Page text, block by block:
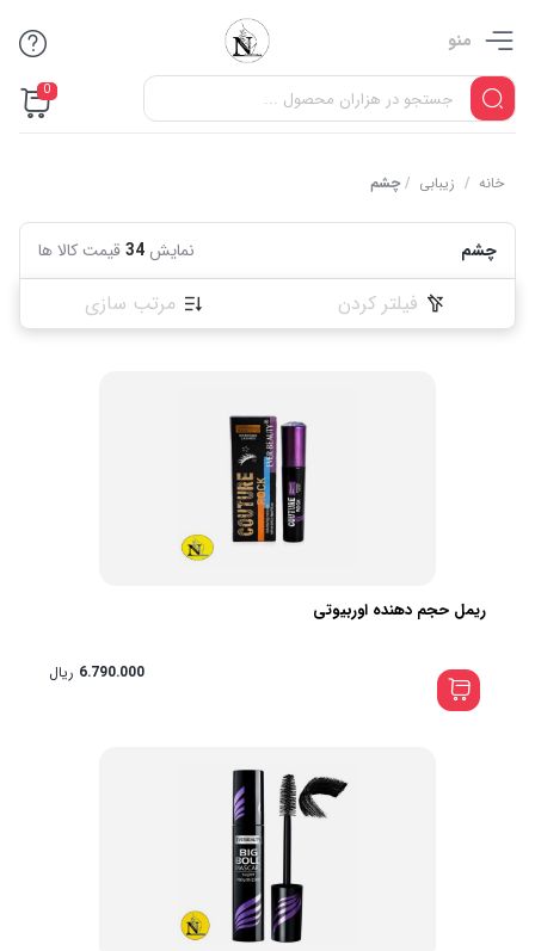
منو
0
خانه / زیبابی / چشم
چشم نمایش 34قیمت کالا ها
فیلتر کردن مرتب سازی
ریمل حجم دهنده اوربیوتی
6.790.000 ریال